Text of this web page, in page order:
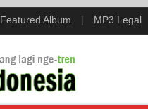
Featured Album | MP3 Legal